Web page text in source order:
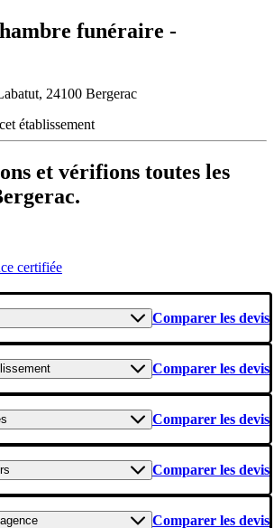
funéraire -
24100 Bergerac
établissement
et vérifions toutes les
certifiée
Comparer les devis
Comparer les devis
Comparer les devis
Comparer les devis
Comparer les devis